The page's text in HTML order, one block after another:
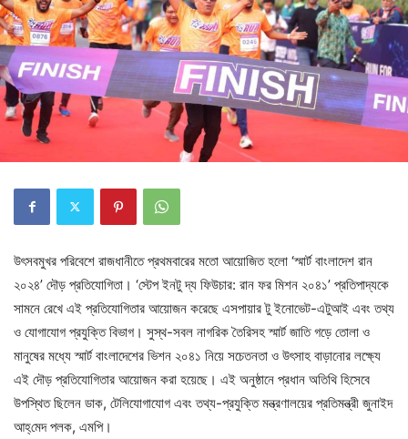
উৎসবমুখর পরিবেশে রাজধানীতে প্রথমবারের মতো আয়োজিত হলো ‘স্মার্ট বাংলাদেশ রান
২০২৪’ দৌড় প্রতিযোগিতা। ‘স্টেপ ইনটু দ্য ফিউচার: রান ফর মিশন ২০৪১’ প্রতিপাদ্যকে
সামনে রেখে এই প্রতিযোগিতার আয়োজন করেছে এসপায়ার টু ইনোভেট-এটুআই এবং তথ্য
ও যোগাযোগ প্রযুক্তি বিভাগ। সুস্থ-সবল নাগরিক তৈরিসহ স্মার্ট জাতি গড়ে তোলা ও
মানুষের মধ্যে স্মার্ট বাংলাদেশের ভিশন ২০৪১ নিয়ে সচেতনতা ও উৎসাহ বাড়ানোর লক্ষ্যে
এই দৌড় প্রতিযোগিতার আয়োজন করা হয়েছে। এই অনুষ্ঠানে প্রধান অতিথি হিসেবে
উপস্থিত ছিলেন ডাক, টেলিযোগাযোগ এবং তথ্য-প্রযুক্তি মন্ত্রণালয়ের প্রতিমন্ত্রী জুনাইদ
আহ্‌মেদ পলক, এমপি।